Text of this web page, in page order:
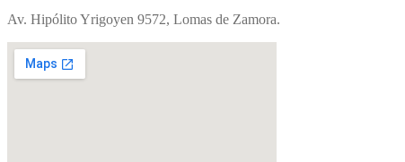
Av. Hipólito Yrigoyen 9572, Lomas de Zamora.